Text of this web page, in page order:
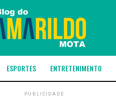
ESPORTES ENTRETENIMENTO
PUBLICIDADE